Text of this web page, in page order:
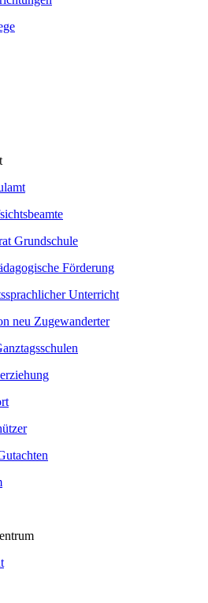
Grundschule
Förderung
Unterricht
neu Zugewanderter